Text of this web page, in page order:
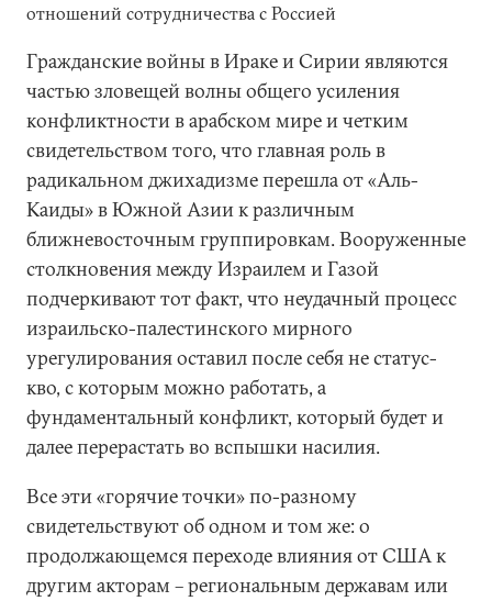
отношений сотрудничества с Россией
Гражданские войны в Ираке и Сирии являются
частью зловещей волны общего усиления
конфликтности в арабском мире и четким
свидетельством того, что главная роль в
радикальном джихадизме перешла от «Аль-
Каиды» в Южной Азии к различным
ближневосточным группировкам. Вооруженные
столкновения между Израилем и Газой
подчеркивают тот факт, что неудачный процесс
израильско-палестинского мирного
урегулирования оставил после себя не статус-
кво, с которым можно работать, а
фундаментальный конфликт, который будет и
далее перерастать во вспышки насилия.
Все эти «горячие точки» по-разному
свидетельствуют об одном и том же: о
продолжающемся переходе влияния от США к
другим акторам – региональным державам или